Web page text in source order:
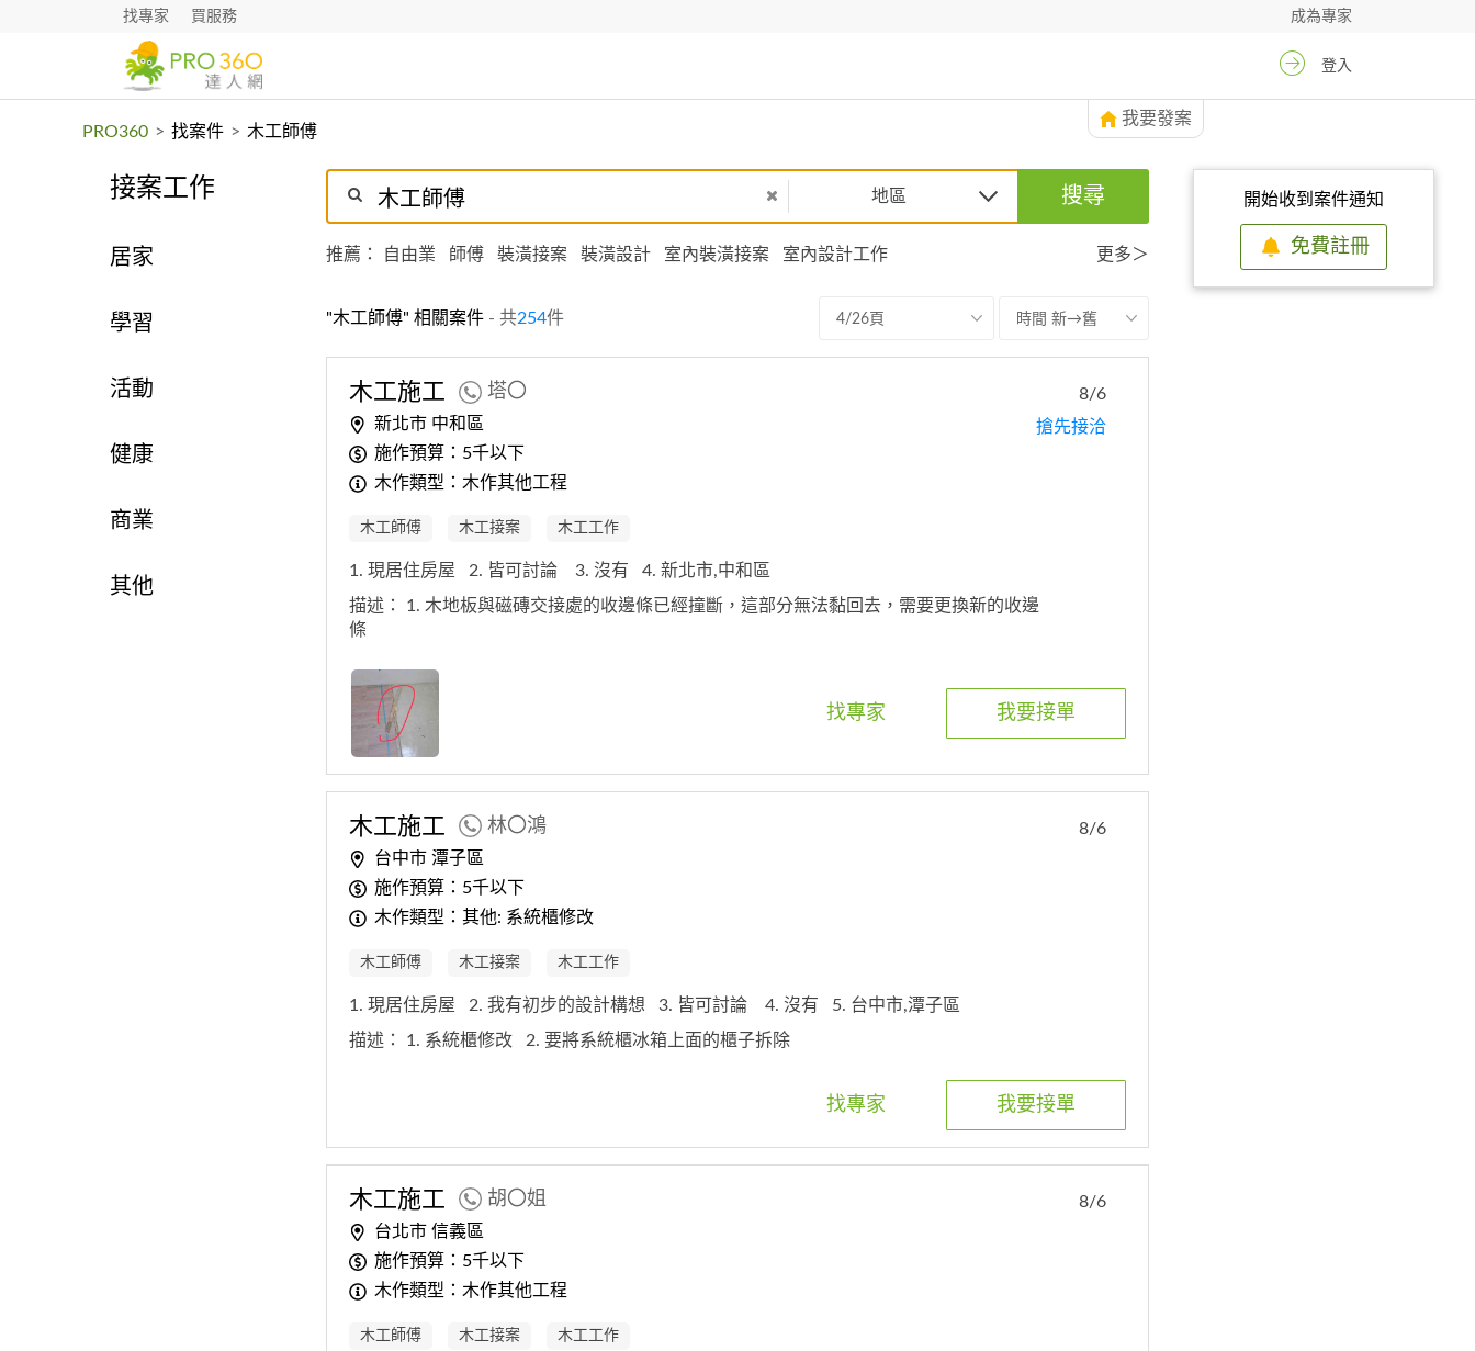
找專家 買服務 成為專家
登入
PRO360 > 找案件 > 木工師傅
我要發案
接案工作
居家
學習
活動
健康
商業
其他
開始收到案件通知
免費註冊
地區 搜尋
推薦： 自由業 師傅 裝潢接案 裝潢設計 室內裝潢接案 室內設計工作 更多＞
"木工師傅" 相關案件- 共254件 4/26頁 時間 新→舊
木工施工 塔〇
新北市 中和區
施作預算：5千以下
木作類型：木作其他工程
8/6
搶先接洽
木工師傅 木工接案 木工工作
1. 現居住房屋 2. 皆可討論 3. 沒有
4. 新北市,中和區
描述： 1. 木地板與磁磚交接處的收邊條已經撞斷，這部分無法黏回去，需要更換新的收邊
條
我要接單
找專家
木工施工 林〇鴻
台中市 潭子區
施作預算：5千以下
木作類型：其他: 系統櫃修改
8/6
木工師傅 木工接案 木工工作
1. 現居住房屋 2. 我有初步的設計構想 3. 皆可討論 4. 沒有
5. 台中市,潭子區
描述： 1. 系統櫃修改 2. 要將系統櫃冰箱上面的櫃子拆除
我要接單
找專家
木工施工 胡〇姐
台北市 信義區
施作預算：5千以下
木作類型：木作其他工程
8/6
木工師傅 木工接案 木工工作